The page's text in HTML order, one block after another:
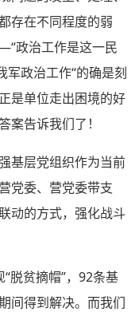
存在不同程度的弱
政治工作是这一民
军政治工作“的确是刻
是单位走出困境的好
案告诉我们了！
基层党组织作为当前
党委、营党委带支
动的方式，强化战斗
脱贫摘帽”，92条基
间得到解决。而我们